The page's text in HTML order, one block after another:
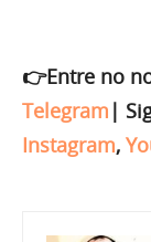
👉Entre no
Telegram |
Instagram,